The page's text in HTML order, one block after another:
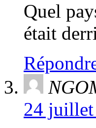
Quel
était
24 juillet